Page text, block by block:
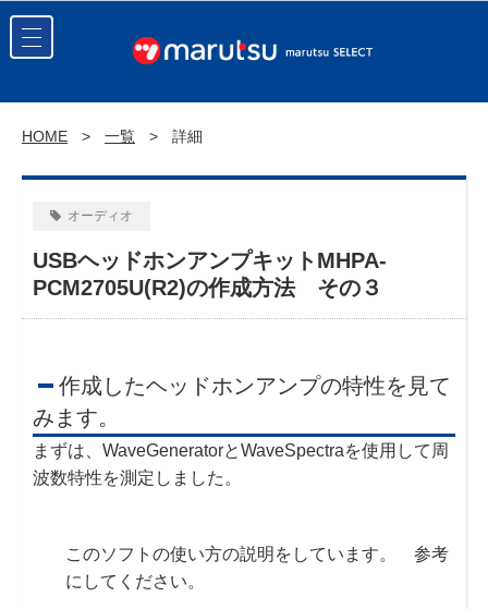
HOME 一覧 詳細
オーディオ
USBヘッドホンアンプキットMHPA-
PCM2705U(R2)の作成方法 その３
作成したヘッドホンアンプの特性を見て
みます。
まずは、WaveGeneratorとWaveSpectraを使用して周
波数特性を測定しました。
このソフトの使い方の説明をしています。 参考
にしてください。